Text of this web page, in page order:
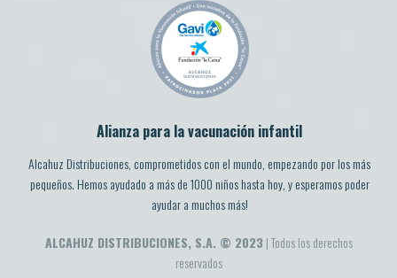
Alianza para la vacunación infantil
Alcahuz Distribuciones, comprometidos con el mundo, empezando por los más
pequeños. Hemos ayudado a más de 1000 niños hasta hoy, y esperamos poder
ayudar a muchos más!
ALCAHUZ DISTRIBUCIONES, S.A. © 2023 | Todos los derechos
reservados